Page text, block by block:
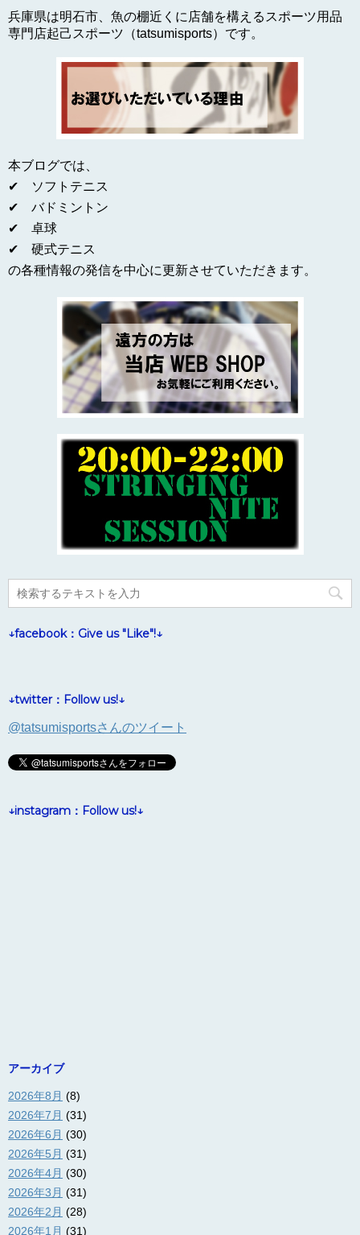
兵庫県は明石市、魚の棚近くに店舗を構えるスポーツ用品
専門店起己スポーツ（tatsumisports）です。
本ブログでは、
✔ ソフトテニス
✔ バドミントン
✔ 卓球
✔ 硬式テニス
の各種情報の発信を中心に更新させていただきます。
↓facebook：Give us "Like"!↓
↓twitter：Follow us!↓
@tatsumisportsさんのツイート
↓instagram：Follow us!↓
アーカイブ
2026年8月 (8)
2026年7月 (31)
2026年6月 (30)
2026年5月 (31)
2026年4月 (30)
2026年3月 (31)
2026年2月 (28)
2026年1月 (31)